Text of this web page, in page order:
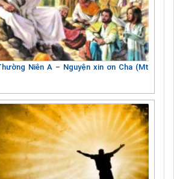
Niên A – Nguyện xin ơn Cha (Mt